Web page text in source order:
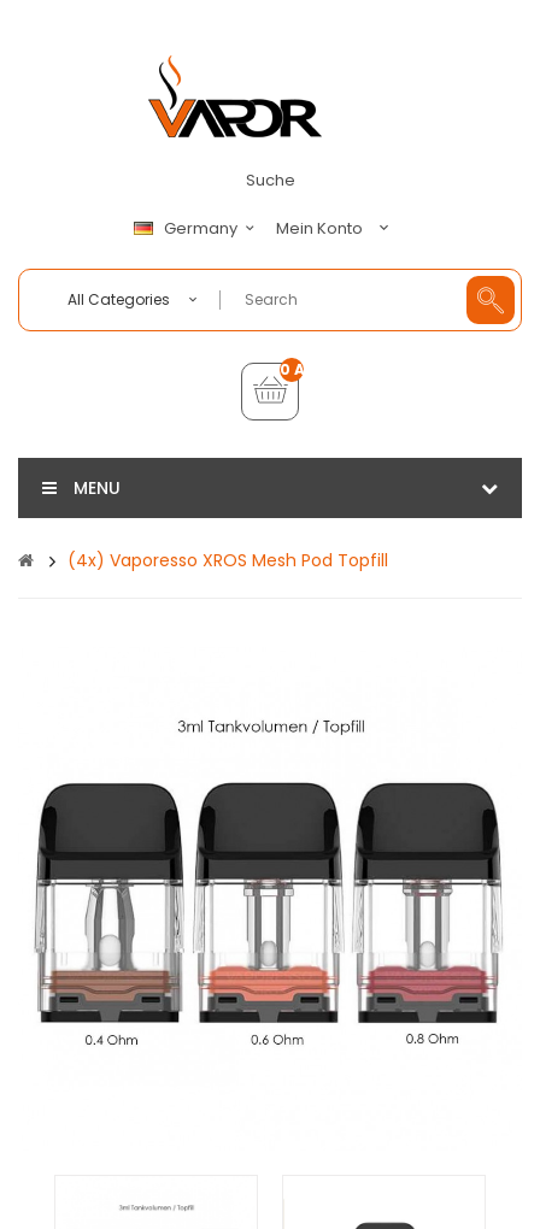
Suche
Germany Mein Konto
All Categories
0 Artikel - €0,00
MENU
(4x) Vaporesso XROS Mesh Pod Topfill